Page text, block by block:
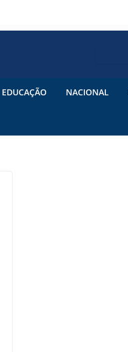
EDUCAÇÃO NACIONAL